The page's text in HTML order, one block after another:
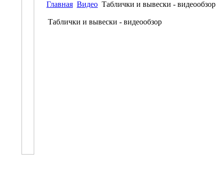
Главная Видео Таблички и вывески - видеообзор
Таблички и вывески - видеообзор